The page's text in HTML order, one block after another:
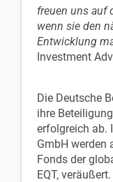
freuen uns auf
wenn sie den
Entwicklung
Investment
Die Deutsche
ihre
erfolgreich ab.
GmbH werden
Fonds der
EQT,